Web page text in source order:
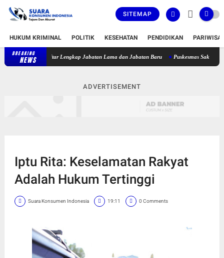
SITEMAP
HUKUM KRIMINAL POLITIK KESEHATAN PENDIDIKAN
BREAKING
NEWS
Berikut Daftar Lengkap Jabatan Lama dan Jabatan Baru Puskesmas Sakra Timur
ADVERTISEMENT
Iptu Rita: Keselamatan Rakyat
Adalah Hukum Tertinggi
Suara Konsumen Indonesia 19:11 0 Comments